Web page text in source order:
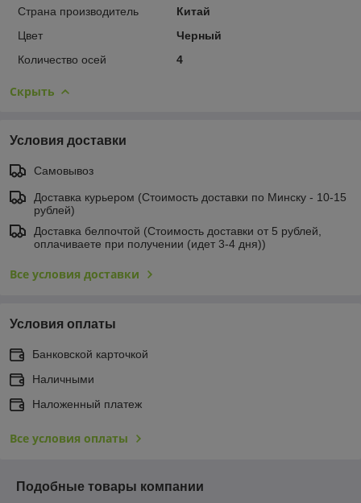
Страна производитель
Китай
Цвет
Черный
Количество осей
4
Скрыть
Условия доставки
Самовывоз
Доставка курьером (Стоимость доставки по Минску - 10-15
рублей)
Доставка белпочтой (Стоимость доставки от 5 рублей,
оплачиваете при получении (идет 3-4 дня))
Все условия доставки
Условия оплаты
Банковской карточкой
Наличными
Наложенный платеж
Все условия оплаты
Подобные товары компании